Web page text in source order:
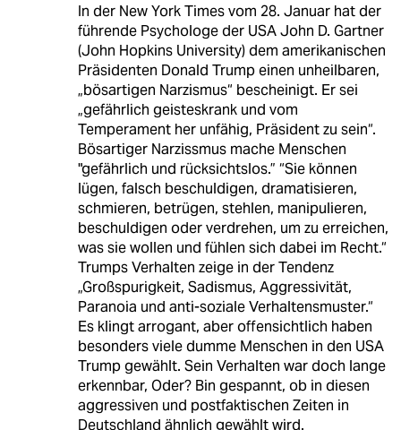
In der New York Times vom 28. Januar hat der
führende Psychologe der USA John D. Gartner
(John Hopkins University) dem amerikanischen
Präsidenten Donald Trump einen unheilbaren,
„bösartigen Narzismus“ bescheinigt. Er sei
„gefährlich geisteskrank und vom
Temperament her unfähig, Präsident zu sein“.
Bösartiger Narzissmus mache Menschen
"gefährlich und rücksichtslos.” “Sie können
lügen, falsch beschuldigen, dramatisieren,
schmieren, betrügen, stehlen, manipulieren,
beschuldigen oder verdrehen, um zu erreichen,
was sie wollen und fühlen sich dabei im Recht.“
Trumps Verhalten zeige in der Tendenz
„Großspurigkeit, Sadismus, Aggressivität,
Paranoia und anti-soziale Verhaltensmuster.“
Es klingt arrogant, aber offensichtlich haben
besonders viele dumme Menschen in den USA
Trump gewählt. Sein Verhalten war doch lange
erkennbar, Oder? Bin gespannt, ob in diesen
aggressiven und postfaktischen Zeiten in
Deutschland ähnlich gewählt wird.